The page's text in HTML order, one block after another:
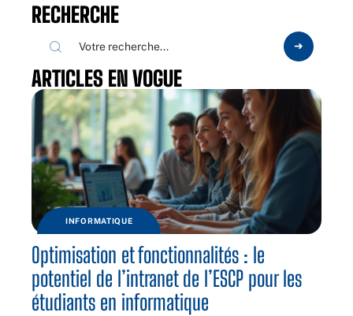
RECHERCHE
ARTICLES EN VOGUE
INFORMATIQUE
Optimisation et fonctionnalités : le
potentiel de l’intranet de l’ESCP pour les
étudiants en informatique